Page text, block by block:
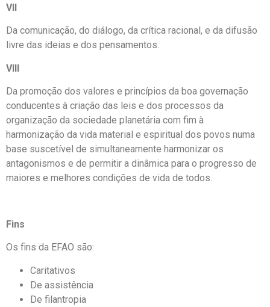
VII
Da comunicação, do diálogo, da crítica racional, e da difusão
livre das ideias e dos pensamentos.
VIII
Da promoção dos valores e princípios da boa governação
conducentes à criação das leis e dos processos da
organização da sociedade planetária com fim à
harmonização da vida material e espiritual dos povos numa
base suscetível de simultaneamente harmonizar os
antagonismos e de permitir a dinâmica para o progresso de
maiores e melhores condições de vida de todos.
Fins
Os fins da EFAO são:
Caritativos
De assistência
De filantropia